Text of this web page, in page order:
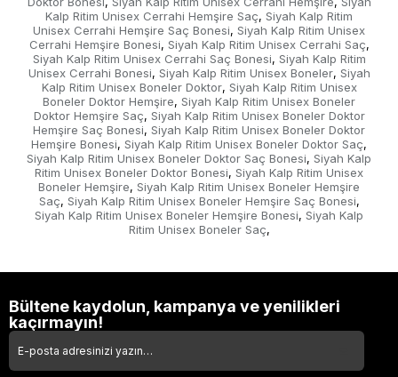
Kalp Ritim Unisex Cerrahi Hemşire Saç, Siyah Kalp Ritim
Unisex Cerrahi Hemşire Saç Bonesi, Siyah Kalp Ritim Unisex
Cerrahi Hemşire Bonesi, Siyah Kalp Ritim Unisex Cerrahi Saç,
Siyah Kalp Ritim Unisex Cerrahi Saç Bonesi, Siyah Kalp Ritim
Unisex Cerrahi Bonesi, Siyah Kalp Ritim Unisex Boneler, Siyah
Kalp Ritim Unisex Boneler Doktor, Siyah Kalp Ritim Unisex
Boneler Doktor Hemşire, Siyah Kalp Ritim Unisex Boneler
Doktor Hemşire Saç, Siyah Kalp Ritim Unisex Boneler Doktor
Hemşire Saç Bonesi, Siyah Kalp Ritim Unisex Boneler Doktor
Hemşire Bonesi, Siyah Kalp Ritim Unisex Boneler Doktor Saç,
Siyah Kalp Ritim Unisex Boneler Doktor Saç Bonesi, Siyah Kalp
Ritim Unisex Boneler Doktor Bonesi, Siyah Kalp Ritim Unisex
Boneler Hemşire, Siyah Kalp Ritim Unisex Boneler Hemşire
Saç, Siyah Kalp Ritim Unisex Boneler Hemşire Saç Bonesi,
Siyah Kalp Ritim Unisex Boneler Hemşire Bonesi, Siyah Kalp
Ritim Unisex Boneler Saç,
Bültene kaydolun, kampanya ve yenilikleri
kaçırmayın!